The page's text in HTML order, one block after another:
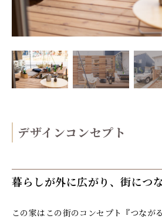
デザインコンセプト
暮らしが外に広がり、街につな
この家はこの街のコンセプト『つなが